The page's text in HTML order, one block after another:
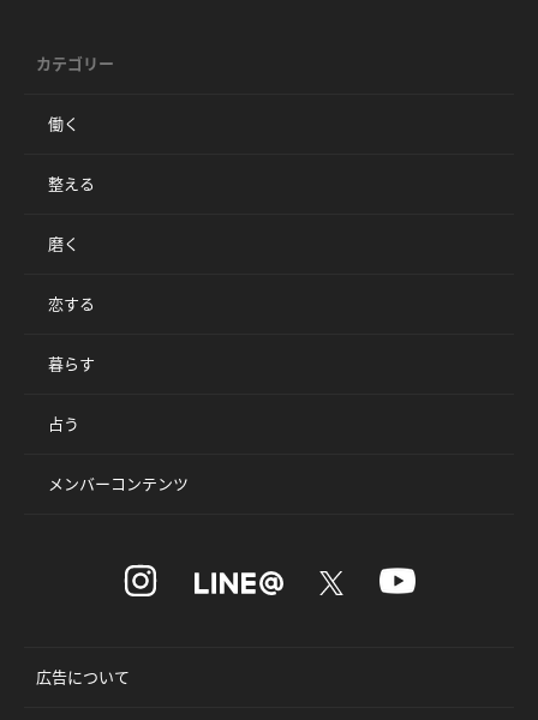
カテゴリー
働く
整える
磨く
恋する
暮らす
占う
メンバーコンテンツ
広告について